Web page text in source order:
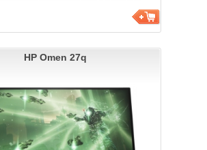
HP Omen 27q